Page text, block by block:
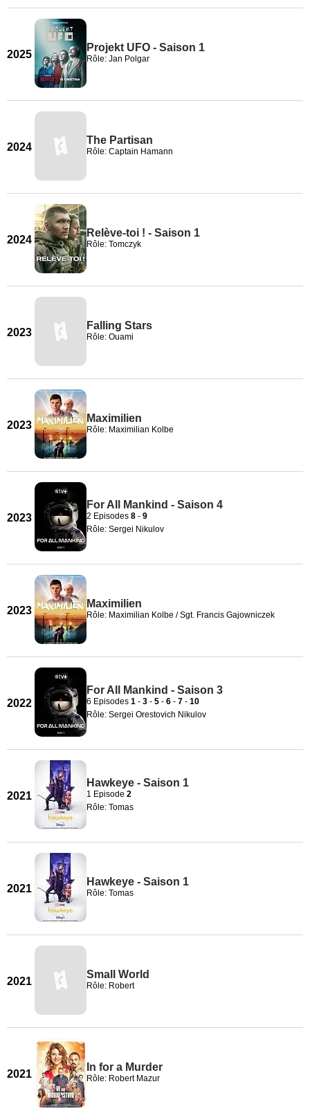
2025
Projekt UFO - Saison 1
Rôle: Jan Polgar
2024
The Partisan
Rôle: Captain Hamann
2024
Relève-toi ! - Saison 1
Rôle: Tomczyk
2023
Falling Stars
Rôle: Ouami
2023
Maximilien
Rôle: Maximilian Kolbe
2023
For All Mankind - Saison 4
2 Episodes 8 - 9
Rôle: Sergei Nikulov
2023
Maximilien
Rôle: Maximilian Kolbe / Sgt. Francis Gajowniczek
2022
For All Mankind - Saison 3
6 Episodes 1 - 3 - 5 - 6 - 7 - 10
Rôle: Sergei Orestovich Nikulov
2021
Hawkeye - Saison 1
1 Episode 2
Rôle: Tomas
2021
Hawkeye - Saison 1
Rôle: Tomas
2021
Small World
Rôle: Robert
2021
In for a Murder
Rôle: Robert Mazur